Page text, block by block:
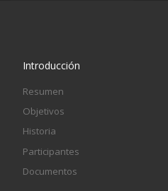
Introducción
Resumen
Objetivos
Historia
Participantes
Documentos